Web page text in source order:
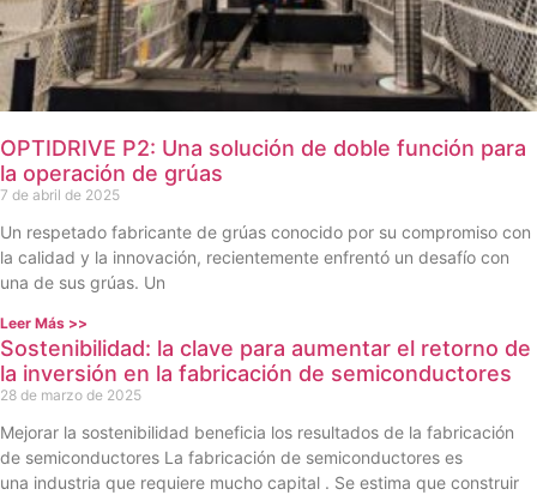
OPTIDRIVE P2: Una solución de doble función para
la operación de grúas
7 de abril de 2025
Un respetado fabricante de grúas conocido por su compromiso con
la calidad y la innovación, recientemente enfrentó un desafío con
una de sus grúas. Un
Leer Más >>
Sostenibilidad: la clave para aumentar el retorno de
la inversión en la fabricación de semiconductores
28 de marzo de 2025
Mejorar la sostenibilidad beneficia los resultados de la fabricación
de semiconductores La fabricación de semiconductores es
una industria que requiere mucho capital . Se estima que construir